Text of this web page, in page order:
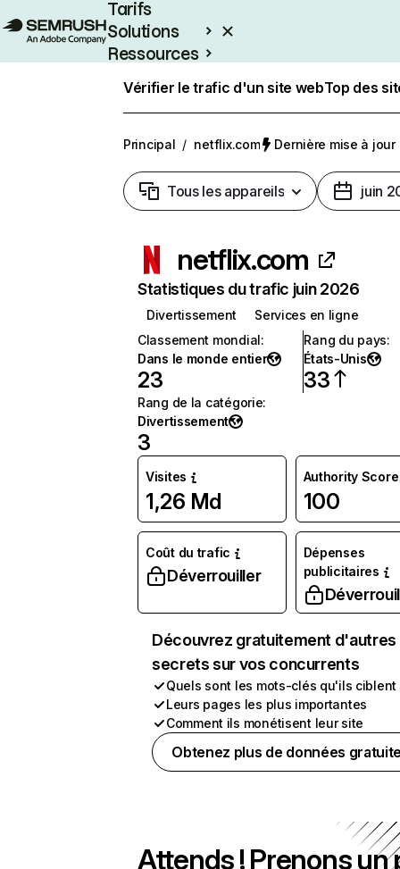
Tarifs
Solutions
Ressources
Vérifier le trafic d'un site webTop des
Principal / netflix.com Dernière mise à jour
Tous les appareils juin
netflix.com
Statistiques du trafic juin 2026
Divertissement
Services en ligne
Classement mondial:
Dans le monde entier
23
Rang du pays:
États-Unis
33
Rang de la catégorie:
Divertissement
3
Visites
1,26 Md
Authority Score
100
Coût du trafic
Déverrouiller
Dépenses
publicitaires
Découvrez gratuitement d'autres
secrets sur vos concurrents
Quels sont les mots-clés qu'ils ciblent
Leurs pages les plus importantes
Comment ils monétisent leur site
Obtenez plus de données
Attends ! Prenons un